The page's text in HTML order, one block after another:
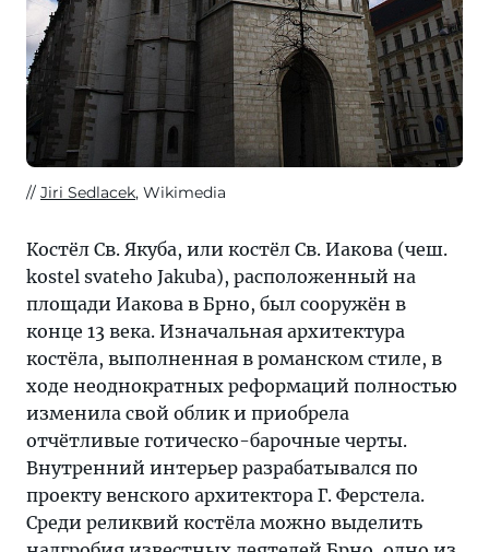
Jiri Sedlacek, Wikimedia
Костёл Св. Якуба, или костёл Св. Иакова (чеш.
kostel svateho Jakuba), расположенный на
площади Иакова в Брно, был сооружён в
конце 13 века. Изначальная архитектура
костёла, выполненная в романском стиле, в
ходе неоднократных реформаций полностью
изменила свой облик и приобрела
отчётливые готическо-барочные черты.
Внутренний интерьер разрабатывался по
проекту венского архитектора Г. Ферстела.
Среди реликвий костёла можно выделить